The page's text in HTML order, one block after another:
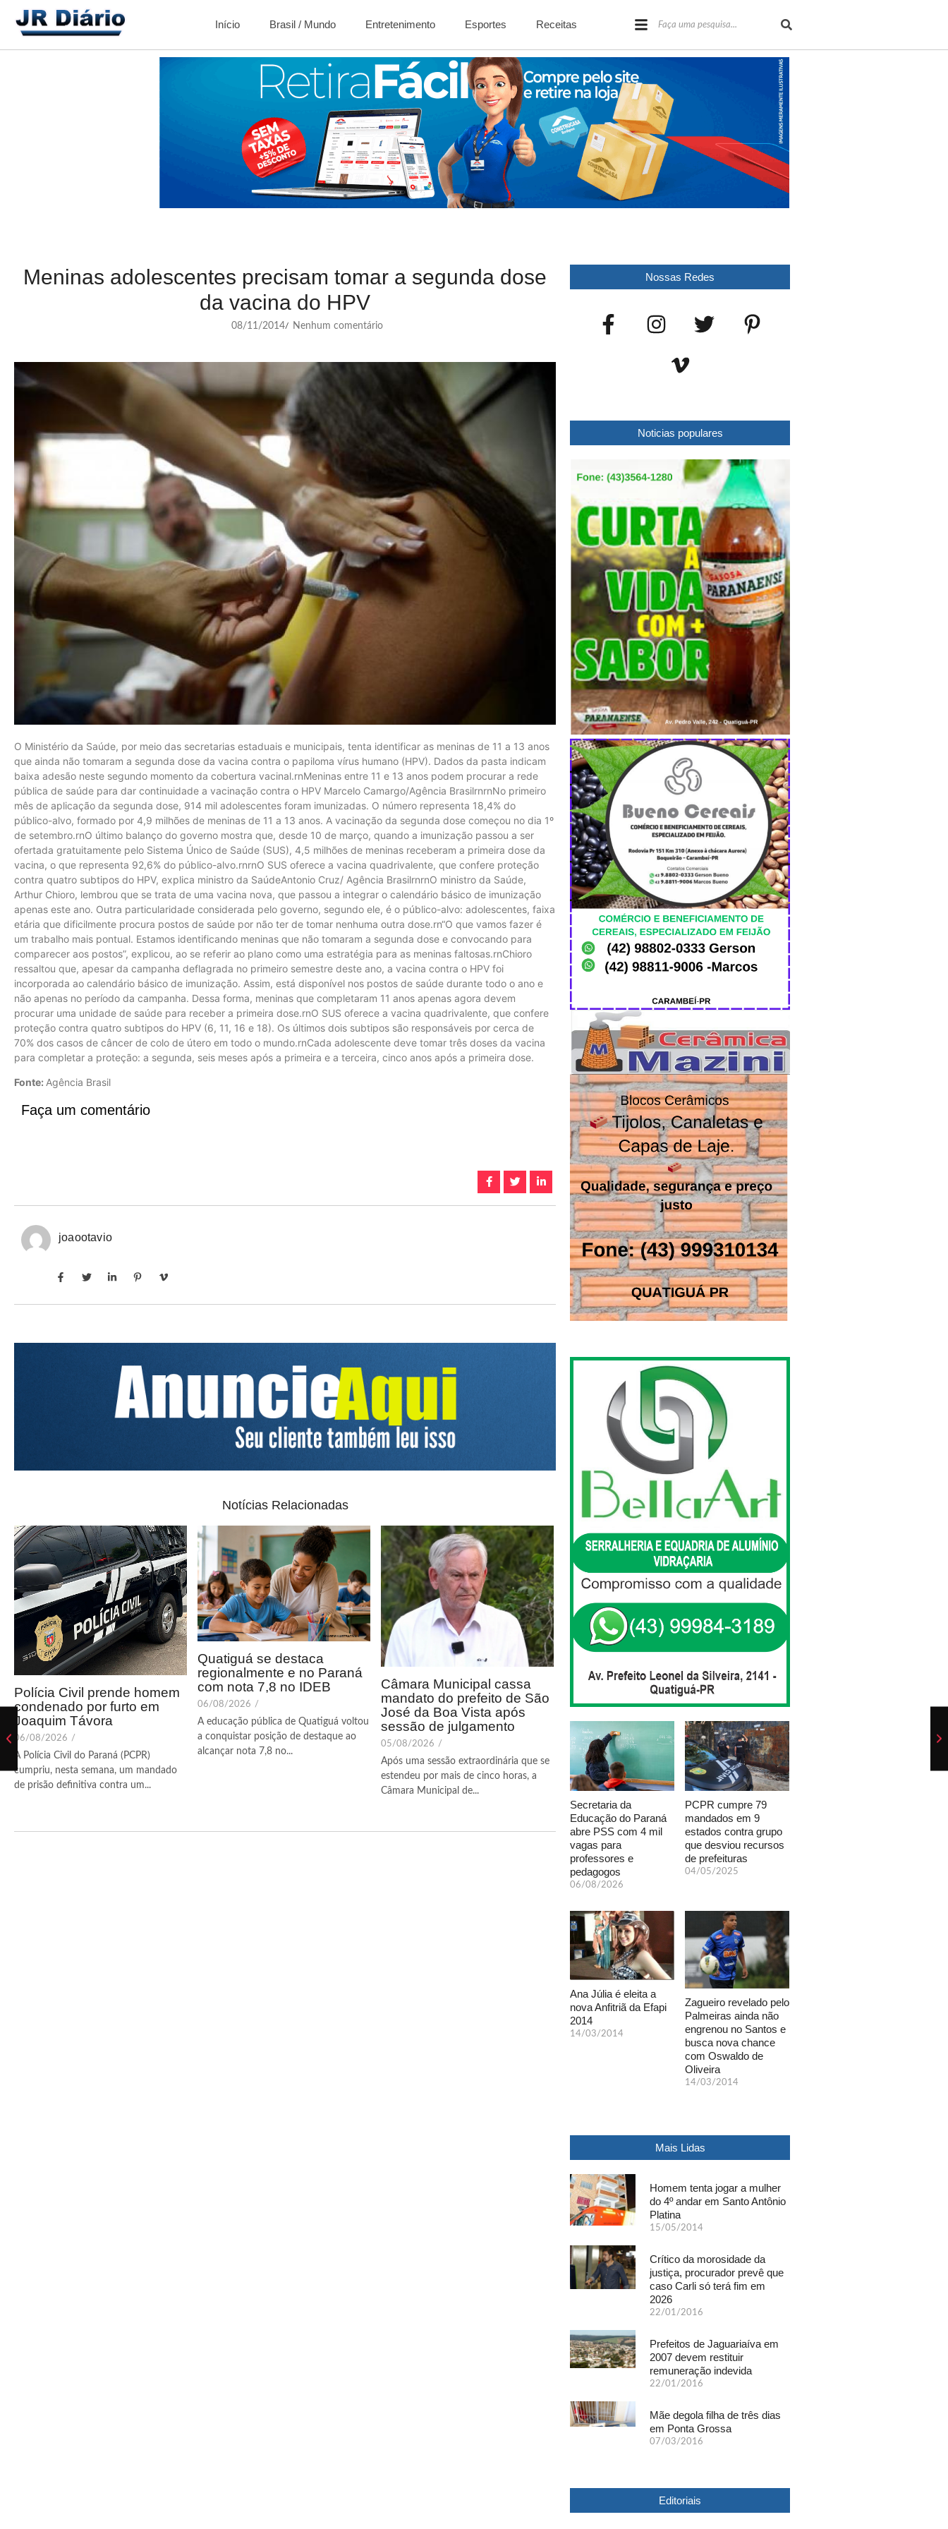
Início Brasil / Mundo Entretenimento Esportes Receitas
Meninas adolescentes precisam tomar a segunda dose
da vacina do HPV
08/11/2014/ Nenhum comentário
O Ministério da Saúde, por meio das secretarias estaduais e municipais, tenta identificar as meninas de 11 a 13 anos
que ainda não tomaram a segunda dose da vacina contra o papiloma vírus humano (HPV). Dados da pasta indicam
baixa adesão neste segundo momento da cobertura vacinal.rnMeninas entre 11 e 13 anos podem procurar a rede
pública de saúde para dar continuidade a vacinação contra o HPV Marcelo Camargo/Agência BrasilrnrnNo primeiro
mês de aplicação da segunda dose, 914 mil adolescentes foram imunizadas. O número representa 18,4% do
público-alvo, formado por 4,9 milhões de meninas de 11 a 13 anos. A vacinação da segunda dose começou no dia 1º
de setembro.rnO último balanço do governo mostra que, desde 10 de março, quando a imunização passou a ser
ofertada gratuitamente pelo Sistema Único de Saúde (SUS), 4,5 milhões de meninas receberam a primeira dose da
vacina, o que representa 92,6% do público-alvo.rnrnO SUS oferece a vacina quadrivalente, que confere proteção
contra quatro subtipos do HPV, explica ministro da SaúdeAntonio Cruz/ Agência BrasilrnrnO ministro da Saúde,
Arthur Chioro, lembrou que se trata de uma vacina nova, que passou a integrar o calendário básico de imunização
apenas este ano. Outra particularidade considerada pelo governo, segundo ele, é o público-alvo: adolescentes, faixa
etária que dificilmente procura postos de saúde por não ter de tomar nenhuma outra dose.rn“O que vamos fazer é
um trabalho mais pontual. Estamos identificando meninas que não tomaram a segunda dose e convocando para
comparecer aos postos”, explicou, ao se referir ao plano como uma estratégia para as meninas faltosas.rnChioro
ressaltou que, apesar da campanha deflagrada no primeiro semestre deste ano, a vacina contra o HPV foi
incorporada ao calendário básico de imunização. Assim, está disponível nos postos de saúde durante todo o ano e
não apenas no período da campanha. Dessa forma, meninas que completaram 11 anos apenas agora devem
procurar uma unidade de saúde para receber a primeira dose.rnO SUS oferece a vacina quadrivalente, que confere
proteção contra quatro subtipos do HPV (6, 11, 16 e 18). Os últimos dois subtipos são responsáveis por cerca de
70% dos casos de câncer de colo de útero em todo o mundo.rnCada adolescente deve tomar três doses da vacina
para completar a proteção: a segunda, seis meses após a primeira e a terceira, cinco anos após a primeira dose.
Fonte: Agência Brasil
Faça um comentário
joaootavio
Notícias Relacionadas
Polícia Civil prende homem
condenado por furto em
Joaquim Távora
06/08/2026 /
A Polícia Civil do Paraná (PCPR)
cumpriu, nesta semana, um mandado
de prisão definitiva contra um...
Quatiguá se destaca
regionalmente e no Paraná
com nota 7,8 no IDEB
06/08/2026 /
A educação pública de Quatiguá voltou
a conquistar posição de destaque ao
alcançar nota 7,8 no...
Câmara Municipal cassa
mandato do prefeito de São
José da Boa Vista após
sessão de julgamento
05/08/2026 /
Após uma sessão extraordinária que se
estendeu por mais de cinco horas, a
Câmara Municipal de...
Nossas Redes
Noticias populares
Secretaria da
Educação do Paraná
abre PSS com 4 mil
vagas para
professores e
pedagogos
06/08/2026
PCPR cumpre 79
mandados em 9
estados contra grupo
que desviou recursos
de prefeituras
04/05/2025
Ana Júlia é eleita a
nova Anfitriã da Efapi
2014
14/03/2014
Zagueiro revelado pelo
Palmeiras ainda não
engrenou no Santos e
busca nova chance
com Oswaldo de
Oliveira
14/03/2014
Mais Lidas
Homem tenta jogar a mulher
do 4º andar em Santo Antônio
Platina
15/05/2014
Crítico da morosidade da
justiça, procurador prevê que
caso Carli só terá fim em
2026
22/01/2016
Prefeitos de Jaguariaíva em
2007 devem restituir
remuneração indevida
22/01/2016
Mãe degola filha de três dias
em Ponta Grossa
07/03/2016
Editoriais